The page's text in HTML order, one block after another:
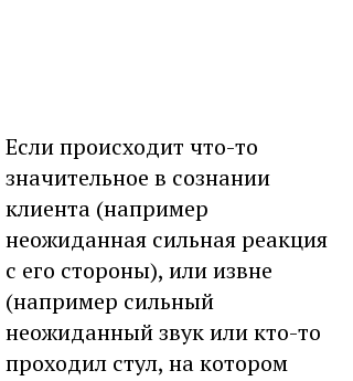
Если происходит что-то
значительное в сознании
клиента (например
неожиданная сильная реакция
с его стороны), или извне
(например сильный
неожиданный звук или кто-то
проходил стул, на котором